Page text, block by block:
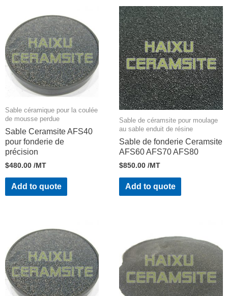
Sable céramique pour la coulée
de mousse perdue
Sable Ceramsite AFS40
pour fonderie de
précision
$480.00 /MT
Add to quote
Sable de céramsite pour moulage
au sable enduit de résine
Sable de fonderie Ceramsite
AFS60 AFS70 AFS80
$850.00 /MT
Add to quote